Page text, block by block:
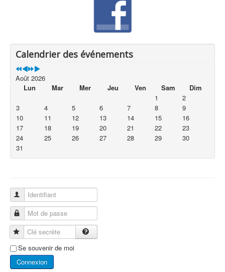
Calendrier des événements
Août 2026
Lun
Mar Mer Jeu Ven Sam
Dim
1
2
3
4 5 6 7 8
9
10
11 12 13 14 15
16
17
18 19 20 21 22
23
24
25 26 27 28 29
30
31
Identifiant
Mot de passe
Clé secrète
Se souvenir de moi
Connexion